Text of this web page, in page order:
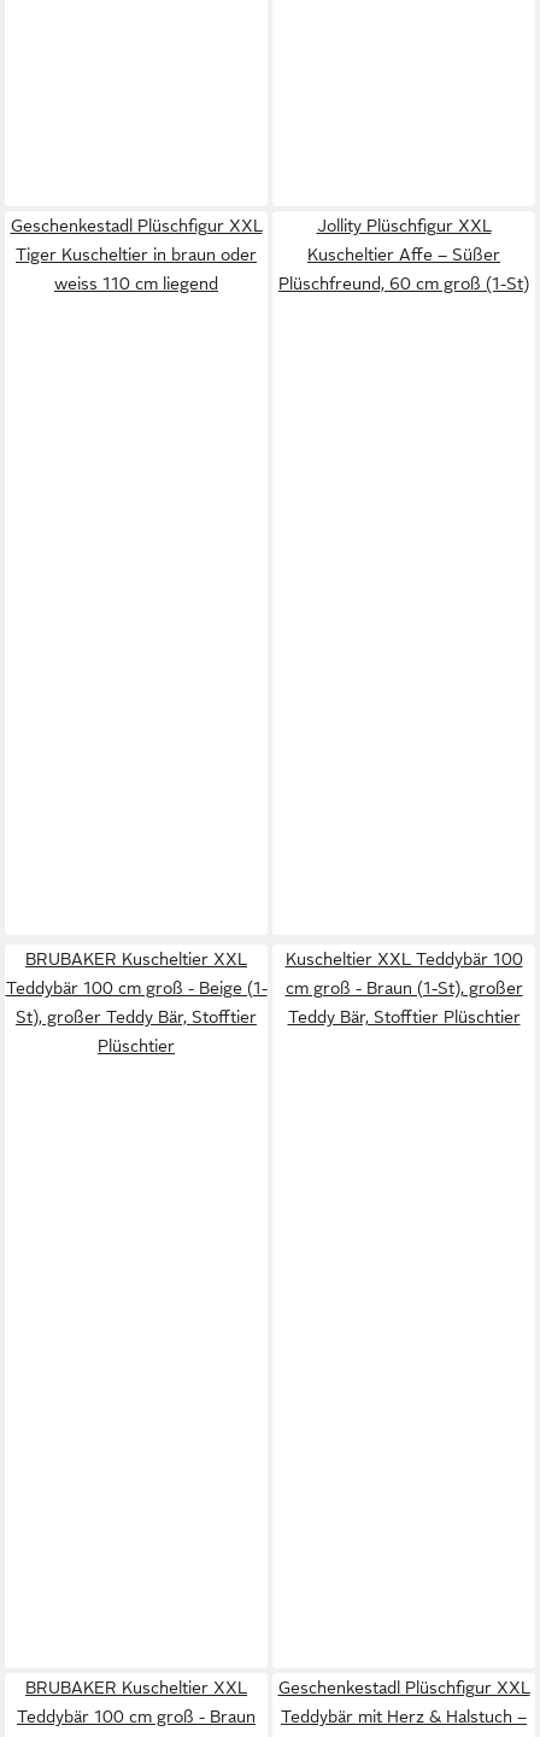
Geschenkestadl Plüschfigur XXL
Tiger Kuscheltier in braun oder
weiss 110 cm liegend
Jollity Plüschfigur XXL
Kuscheltier Affe – Süßer
Plüschfreund, 60 cm groß (1-St)
BRUBAKER Kuscheltier XXL
Teddybär 100 cm groß - Beige (1-
St), großer Teddy Bär, Stofftier
Plüschtier
Kuscheltier XXL Teddybär 100
cm groß - Braun (1-St), großer
Teddy Bär, Stofftier Plüschtier
BRUBAKER Kuscheltier XXL
Teddybär 100 cm groß - Braun
Geschenkestadl Plüschfigur XXL
Teddybär mit Herz & Halstuch –